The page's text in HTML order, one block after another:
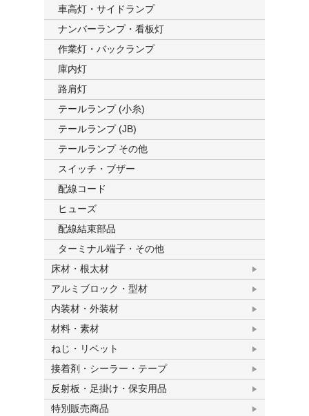
車高灯・サイドランプ
ナンバーランプ・看板灯
作業灯・バックランプ
庫内灯
路肩灯
テールランプ (小糸)
テールランプ (JB)
テールランプ その他
スイッチ・ブザー
配線コード
ヒューズ
配線結束部品
ターミナル端子・その他
床材・根太材
アルミブロック・型材
内装材・外装材
材料・素材
ねじ・リベット
接着剤・シーラー・テープ
反射板・足掛け・保安用品
特別販売商品